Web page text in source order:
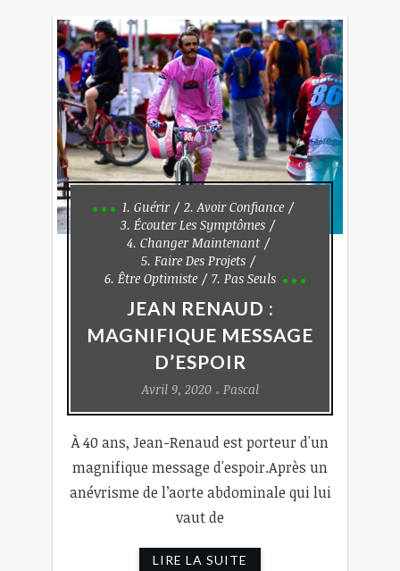
1. Guérir
2. Avoir Confiance
3. Écouter Les Symptômes
4. Changer Maintenant
5. Faire Des Projets
6. Être Optimiste
7. Pas Seuls
JEAN RENAUD :
MAGNIFIQUE MESSAGE
D’ESPOIR
Avril 9, 2020 Pascal
À 40 ans, Jean-Renaud est porteur d'un
magnifique message d'espoir.Après un
anévrisme de l’aorte abdominale qui lui
vaut de
LIRE LA SUITE